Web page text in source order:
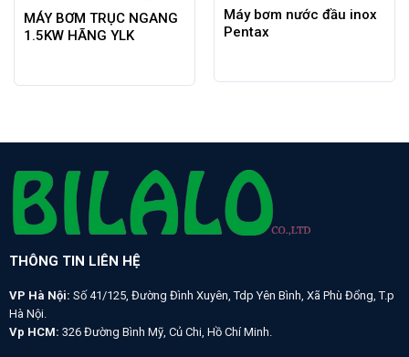
MÁY BƠM TRỤC NGANG
1.5KW HÃNG YLK
Máy bơm nước đầu inox
Pentax
THÔNG TIN LIÊN HỆ
VP Hà Nội: Số 41/125, Đường Đình Xuyên, Tdp Yên Bình, Xã Phù Đổng, T.p
Hà Nội.
Vp HCM: 326 Đường Bình Mỹ, Củ Chi, Hồ Chí Minh.